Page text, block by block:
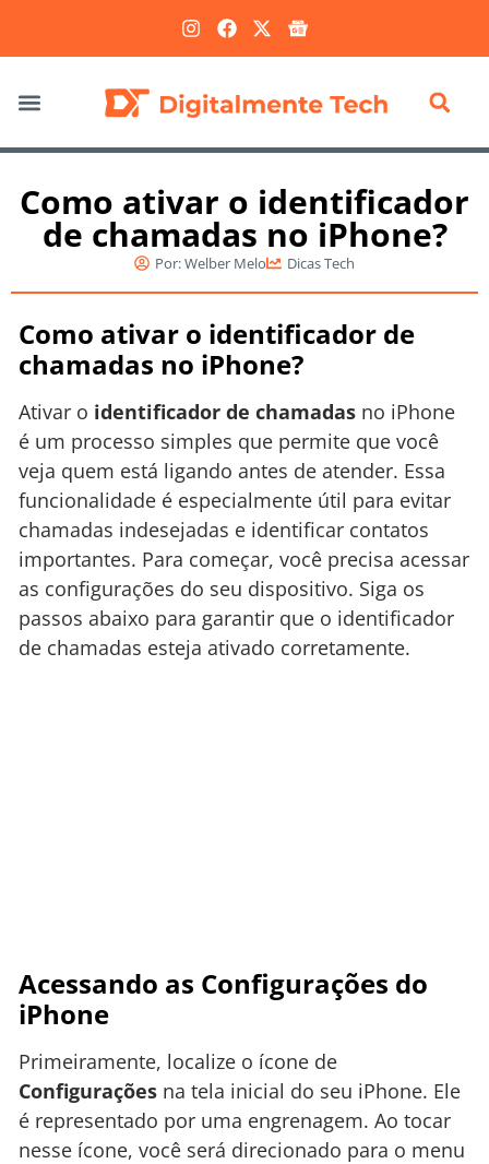
Como ativar o identificador
de chamadas no iPhone?
Por:Welber Melo Dicas Tech
Como ativar o identificador de
chamadas no iPhone?
Ativar o identificador de chamadas no iPhone
é um processo simples que permite que você
veja quem está ligando antes de atender. Essa
funcionalidade é especialmente útil para evitar
chamadas indesejadas e identificar contatos
importantes. Para começar, você precisa acessar
as configurações do seu dispositivo. Siga os
passos abaixo para garantir que o identificador
de chamadas esteja ativado corretamente.
Acessando as Configurações do
iPhone
Primeiramente, localize o ícone de
Configurações na tela inicial do seu iPhone. Ele
é representado por uma engrenagem. Ao tocar
nesse ícone, você será direcionado para o menu